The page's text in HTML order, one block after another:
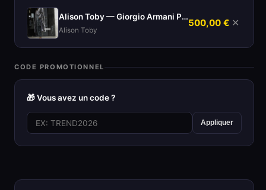
Alison Toby — Giorgio Armani Prive
Alison Toby
500,00 € ✕
CODE PROMOTIONNEL
🎁 Vous avez un code ?
Appliquer